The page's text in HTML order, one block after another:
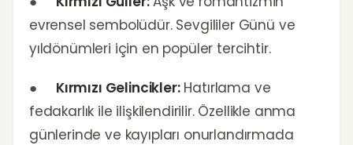
evrensel sembolüdür. Sevgililer Günü ve
yıldönümleri için en popüler tercihtir.
● Kırmızı Gelincikler:Hatırlama ve
fedakarlık ile ilişkilendirilir. Özellikle anma
günlerinde ve kayıpları onurlandırmada